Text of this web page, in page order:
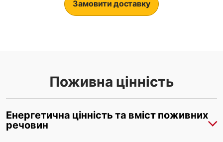
Замовити доставку
Поживна цінність
Енергетична цінність та вміст поживних
речовин